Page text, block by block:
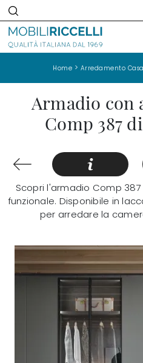
Home > Arredamento Casa
Armadio con
Comp 387
Scopri l'armadio Comp
funzionale. Disponibile in
per arredare la